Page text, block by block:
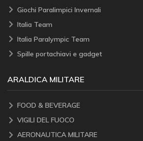
Giochi Paralimpici Invernali
Italia Team
Italia Paralympic Team
Spille portachiavi e gadget
ARALDICA MILITARE
FOOD & BEVERAGE
VIGILI DEL FUOCO
AERONAUTICA MILITARE